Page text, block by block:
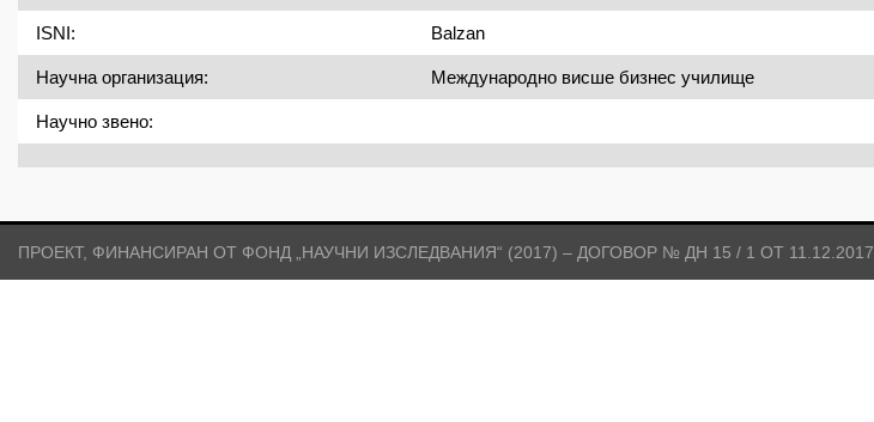
ISNI: Balzan
Научна организация: Международно висше бизнес училище
Научно звено:
ПРОЕКТ, ФИНАНСИРАН ОТ ФОНД „НАУЧНИ ИЗСЛЕДВАНИЯ“ (2017) – ДОГОВОР № ДН 15 / 1 ОТ 11.12.2017.